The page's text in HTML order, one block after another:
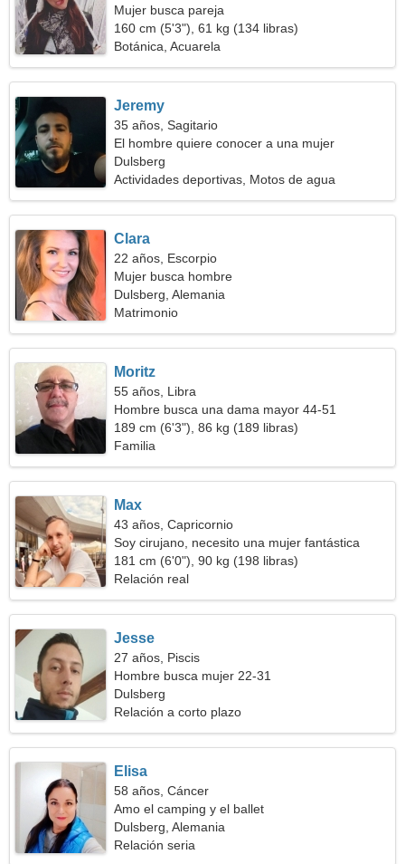
Mujer busca pareja
160 cm (5'3"), 61 kg (134 libras)
Botánica, Acuarela
Jeremy
35 años, Sagitario
El hombre quiere conocer a una mujer
Dulsberg
Actividades deportivas, Motos de agua
Clara
22 años, Escorpio
Mujer busca hombre
Dulsberg, Alemania
Matrimonio
Moritz
55 años, Libra
Hombre busca una dama mayor 44-51
189 cm (6'3"), 86 kg (189 libras)
Familia
Max
43 años, Capricornio
Soy cirujano, necesito una mujer fantástica
181 cm (6'0"), 90 kg (198 libras)
Relación real
Jesse
27 años, Piscis
Hombre busca mujer 22-31
Dulsberg
Relación a corto plazo
Elisa
58 años, Cáncer
Amo el camping y el ballet
Dulsberg, Alemania
Relación seria